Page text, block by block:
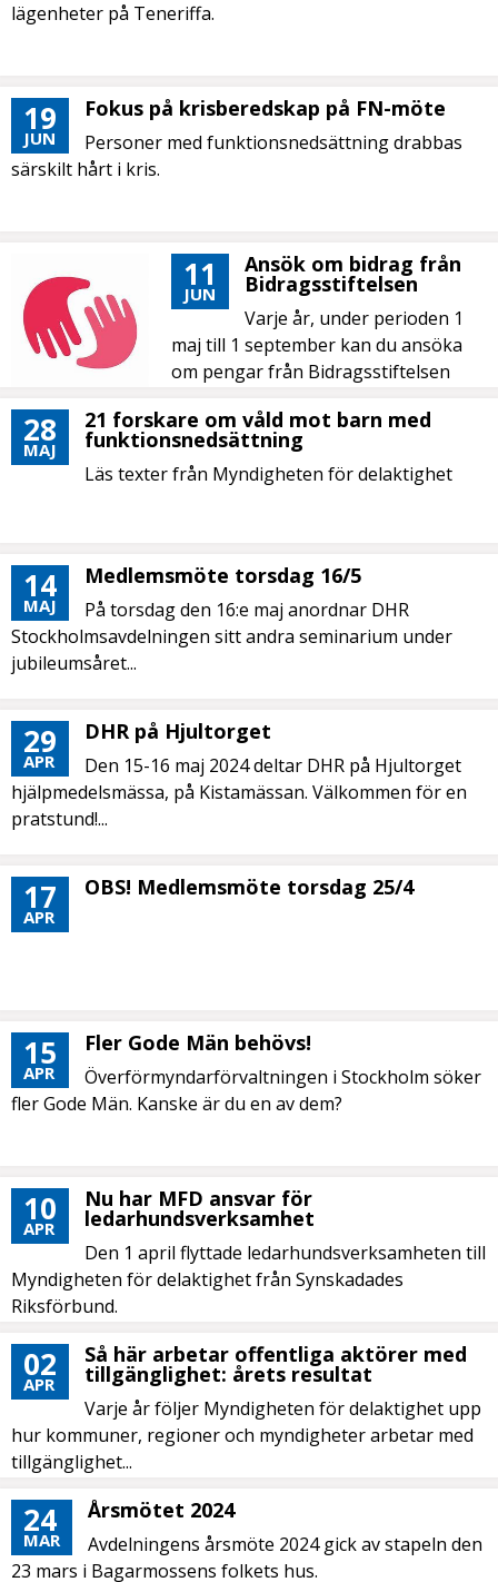
lägenheter på Teneriffa.
19
JUN
Fokus på krisberedskap på FN-möte
Personer med funktionsnedsättning drabbas
särskilt hårt i kris.
11
JUN
Ansök om bidrag från
Bidragsstiftelsen
Varje år, under perioden 1
maj till 1 september kan du ansöka
om pengar från Bidragsstiftelsen
28
MAJ
21 forskare om våld mot barn med
funktionsnedsättning
Läs texter från Myndigheten för delaktighet
14
MAJ
Medlemsmöte torsdag 16/5
På torsdag den 16:e maj anordnar DHR
Stockholmsavdelningen sitt andra seminarium under
jubileumsåret...
29
APR
DHR på Hjultorget
Den 15-16 maj 2024 deltar DHR på Hjultorget
hjälpmedelsmässa, på Kistamässan. Välkommen för en
pratstund!...
17
APR
OBS! Medlemsmöte torsdag 25/4
15
APR
Fler Gode Män behövs!
Överförmyndarförvaltningen i Stockholm söker
fler Gode Män. Kanske är du en av dem?
10
APR
Nu har MFD ansvar för
ledarhundsverksamhet
Den 1 april flyttade ledarhundsverksamheten till
Myndigheten för delaktighet från Synskadades
Riksförbund.
02
APR
Så här arbetar offentliga aktörer med
tillgänglighet: årets resultat
Varje år följer Myndigheten för delaktighet upp
hur kommuner, regioner och myndigheter arbetar med
tillgänglighet...
24
MAR
Årsmötet 2024
Avdelningens årsmöte 2024 gick av stapeln den
23 mars i Bagarmossens folkets hus.